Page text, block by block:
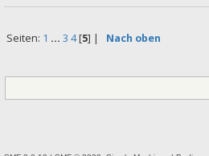
Seiten: 1 ... 3 4[5] | Nach oben